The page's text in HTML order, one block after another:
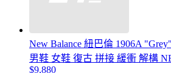
New Balance 紐巴倫 1906A
男鞋 女鞋 復古 拼接 緩衝 解構
$9,880